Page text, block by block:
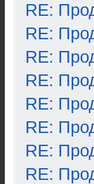
RE:
RE:
RE:
RE:
RE:
RE:
RE:
RE: